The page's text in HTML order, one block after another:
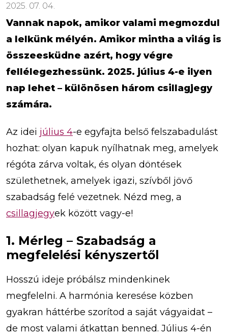
2025. 07. 04.
Vannak napok, amikor valami megmozdul
a lelkünk mélyén. Amikor mintha a világ is
összeesküdne azért, hogy végre
fellélegezhessünk. 2025. július 4-e ilyen
nap lehet – különösen három csillagjegy
számára.
Az idei július 4-e egyfajta belső felszabadulást
hozhat: olyan kapuk nyílhatnak meg, amelyek
régóta zárva voltak, és olyan döntések
születhetnek, amelyek igazi, szívből jövő
szabadság felé vezetnek. Nézd meg, a
csillagjegyek között vagy-e!
1. Mérleg – Szabadság a
megfelelési kényszertől
Hosszú ideje próbálsz mindenkinek
megfelelni. A harmónia keresése közben
gyakran háttérbe szorítod a saját vágyaidat –
de most valami átkattan benned. Július 4-én